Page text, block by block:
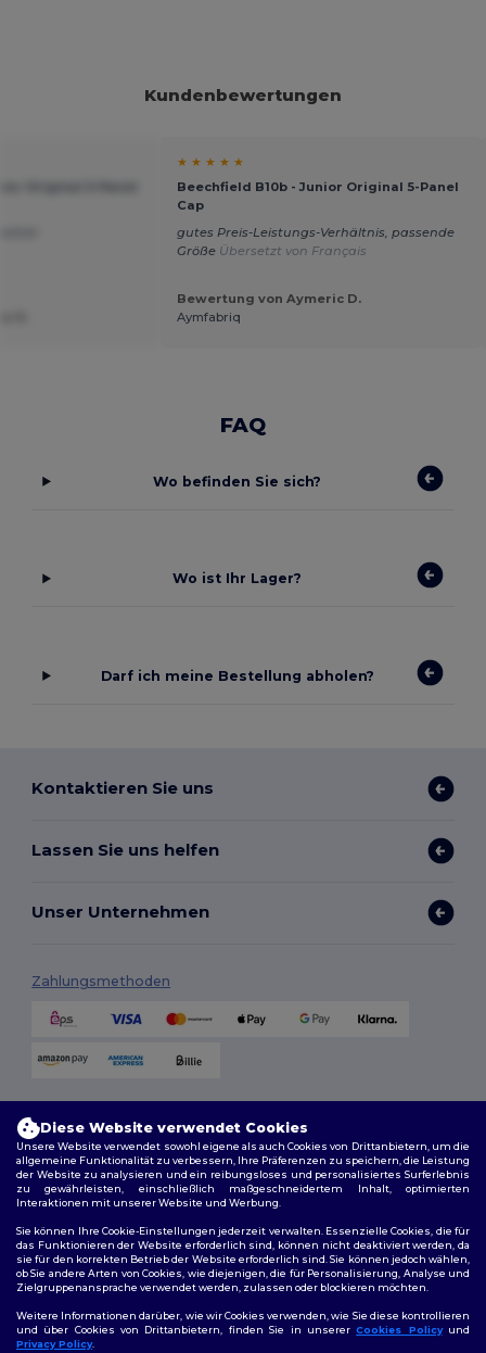
Kundenbewertungen
★ ★ ★ ★ ★
Beechfield B10b - Junior Original 5-Panel
Cap
gutes Preis-Leistungs-Verhältnis, passende
Größe Übersetzt von Français
Bewertung von Aymeric D.
Aymfabriq
FAQ
Wo befinden Sie sich?
Wo ist Ihr Lager?
Darf ich meine Bestellung abholen?
Kontaktieren Sie uns
Lassen Sie uns helfen
Unser Unternehmen
Zahlungsmethoden
Folge uns
Diese Website verwendet Cookies
Unsere Website verwendet sowohl eigene als auch Cookies von Drittanbietern, um die
allgemeine Funktionalität zu verbessern, Ihre Präferenzen zu speichern, die Leistung
der Website zu analysieren und ein reibungsloses und personalisiertes Surferlebnis
zu gewährleisten, einschließlich maßgeschneidertem Inhalt, optimierten
Interaktionen mit unserer Website und Werbung.
Sie können Ihre Cookie-Einstellungen jederzeit verwalten. Essenzielle Cookies, die für
das Funktionieren der Website erforderlich sind, können nicht deaktiviert werden, da
sie für den korrekten Betrieb der Website erforderlich sind. Sie können jedoch wählen,
ob Sie andere Arten von Cookies, wie diejenigen, die für Personalisierung, Analyse und
Zielgruppenansprache verwendet werden, zulassen oder blockieren möchten.
Weitere Informationen darüber, wie wir Cookies verwenden, wie Sie diese kontrollieren
und über Cookies von Drittanbietern, finden Sie in unsererCookies Policyund
Privacy Policy.